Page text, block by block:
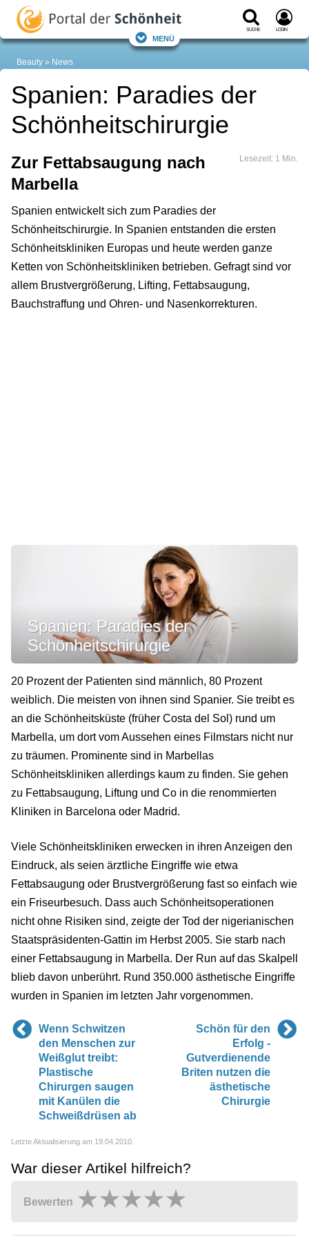
Suche Login
Menü
Beauty News
Spanien: Paradies der
Schönheitschirurgie
Lesezeit: 1 Min.
Zur Fettabsaugung nach
Marbella
Spanien entwickelt sich zum Paradies der
Schönheitschirurgie. In Spanien entstanden die ersten
Schönheitskliniken Europas und heute werden ganze
Ketten von Schönheitskliniken betrieben. Gefragt sind vor
allem Brustvergrößerung, Lifting, Fettabsaugung,
Bauchstraffung und Ohren- und Nasenkorrekturen.
Spanien: Paradies der
Schönheitschirurgie
20 Prozent der Patienten sind männlich, 80 Prozent
weiblich. Die meisten von ihnen sind Spanier. Sie treibt es
an die Schönheitsküste (früher Costa del Sol) rund um
Marbella, um dort vom Aussehen eines Filmstars nicht nur
zu träumen. Prominente sind in Marbellas
Schönheitskliniken allerdings kaum zu finden. Sie gehen
zu Fettabsaugung, Liftung und Co in die renommierten
Kliniken in Barcelona oder Madrid.
Viele Schönheitskliniken erwecken in ihren Anzeigen den
Eindruck, als seien ärztliche Eingriffe wie etwa
Fettabsaugung oder Brustvergrößerung fast so einfach wie
ein Friseurbesuch. Dass auch Schönheitsoperationen
nicht ohne Risiken sind, zeigte der Tod der nigerianischen
Staatspräsidenten-Gattin im Herbst 2005. Sie starb nach
einer Fettabsaugung in Marbella. Der Run auf das Skalpell
blieb davon unberührt. Rund 350.000 ästhetische Eingriffe
wurden in Spanien im letzten Jahr vorgenommen.
Wenn Schwitzen
den Menschen zur
Weißglut treibt:
Plastische
Chirurgen saugen
mit Kanülen die
Schweißdrüsen ab
Schön für den
Erfolg -
Gutverdienende
Briten nutzen die
ästhetische
Chirurgie
Letzte Aktualisierung am 19.04.2010.
War dieser Artikel hilfreich?
Bewerten